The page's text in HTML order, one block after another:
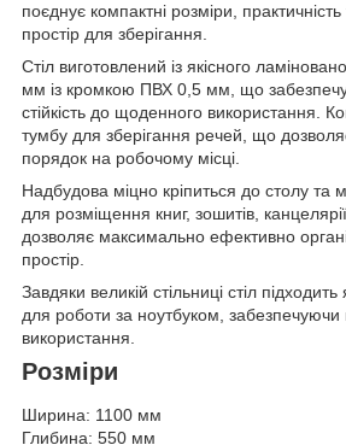
поєднує компактні розміри,
простір для зберігання.
Стіл виготовлений із якісного
мм із кромкою ПВХ 0,5 мм, що забезпечує
стійкість до щоденного використання.
тумбу для зберігання речей, що
порядок на робочому місці.
Надбудова міцно кріпиться до столу та
для розміщення книг, зошитів,
дозволяє максимально ефективно
простір.
Завдяки великій стільниці стіл
для роботи за ноутбуком,
використання.
Розміри
Ширина: 1100 мм
Глибина: 550 мм